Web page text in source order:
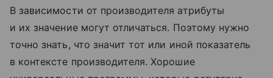
В зависимости от производителя атрибуты
и их значение могут отличаться. Поэтому нужно
точно знать, что значит тот или иной показатель
в контексте производителя. Хорошие